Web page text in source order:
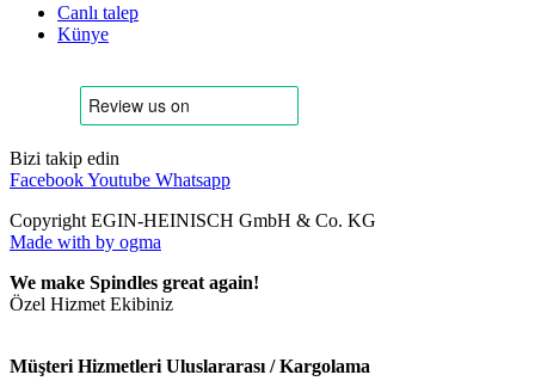
Canlı talep
Künye
Bizi takip edin
FacebookYoutube Whatsapp
Copyright EGIN-HEINISCH GmbH & Co. KG
Made with by ogma
We make Spindles great again!
Özel Hizmet Ekibiniz
Müşteri Hizmetleri Uluslararası / Kargolama